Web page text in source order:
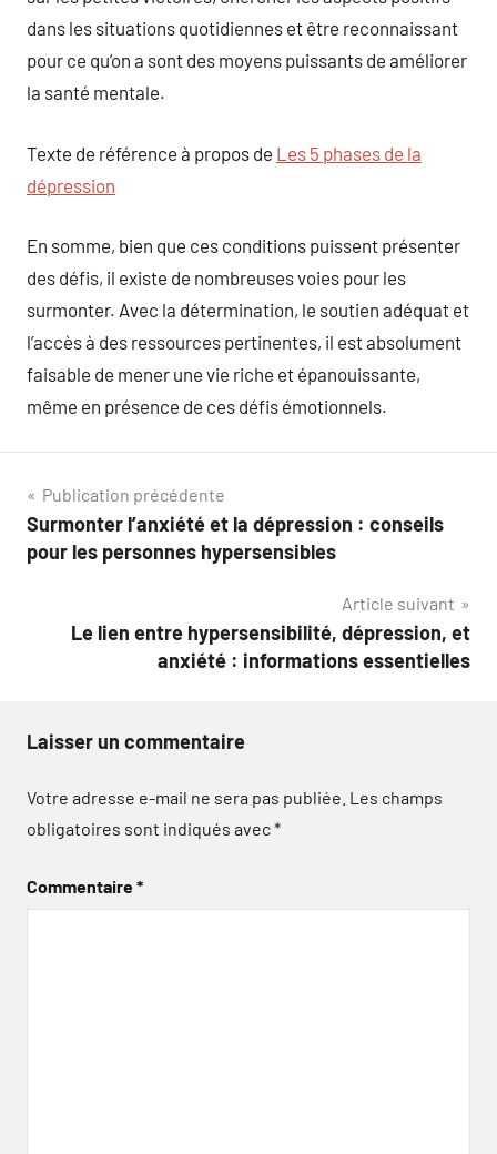
dans les situations quotidiennes et être reconnaissant
pour ce qu’on a sont des moyens puissants de améliorer
la santé mentale.
Texte de référence à propos de Les 5 phases de la
dépression
En somme, bien que ces conditions puissent présenter
des défis, il existe de nombreuses voies pour les
surmonter. Avec la détermination, le soutien adéquat et
l’accès à des ressources pertinentes, il est absolument
faisable de mener une vie riche et épanouissante,
même en présence de ces défis émotionnels.
Navigation
de
Publication précédente
Surmonter l’anxiété et la dépression : conseils
pour les personnes hypersensibles
Article suivant
Le lien entre hypersensibilité, dépression, et
anxiété : informations essentielles
Laisser un commentaire
Votre adresse e-mail ne sera pas publiée. Les champs
obligatoires sont indiqués avec*
Commentaire*